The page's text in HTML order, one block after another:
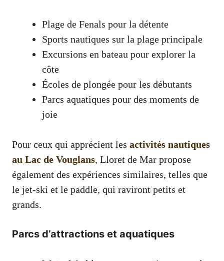
Plage de Fenals pour la détente
Sports nautiques sur la plage principale
Excursions en bateau pour explorer la
côte
Écoles de plongée pour les débutants
Parcs aquatiques pour des moments de
joie
Pour ceux qui apprécient les activités nautiques
au Lac de Vouglans, Lloret de Mar propose
également des expériences similaires, telles que
le jet-ski et le paddle, qui raviront petits et
grands.
Parcs d’attractions et aquatiques